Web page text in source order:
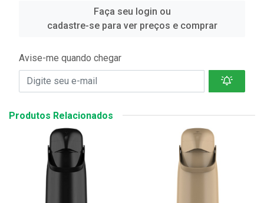
Faça seu login ou
cadastre-se para ver preços e comprar
Avise-me quando chegar
Produtos Relacionados